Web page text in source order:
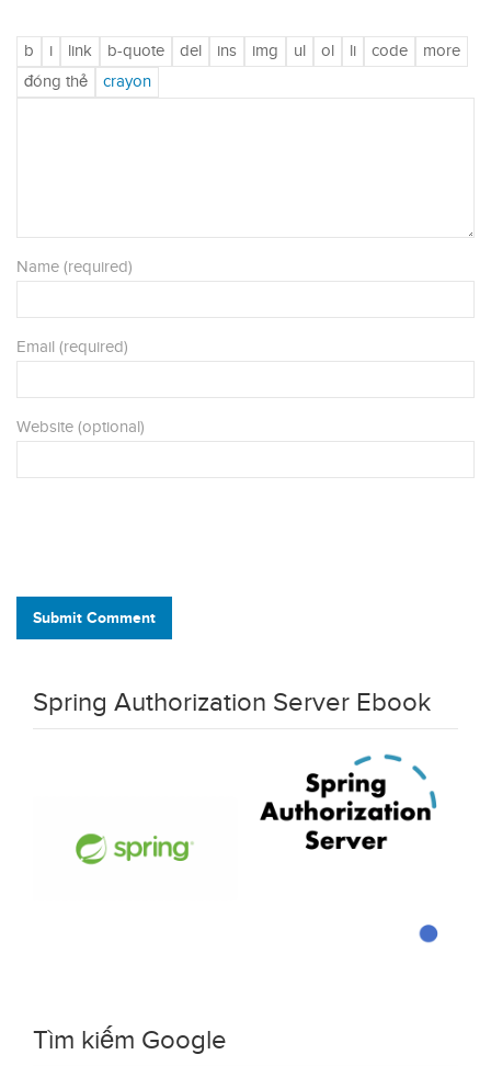
Name (required)
Email (required)
Website (optional)
Submit Comment
Spring Authorization Server Ebook
Tìm kiếm Google